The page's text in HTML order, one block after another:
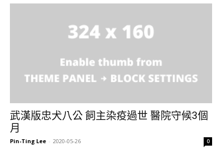
武漢版忠犬八公 飼主染疫過世 醫院守候3個
月
Pin-Ting Lee - 2020-05-26 0